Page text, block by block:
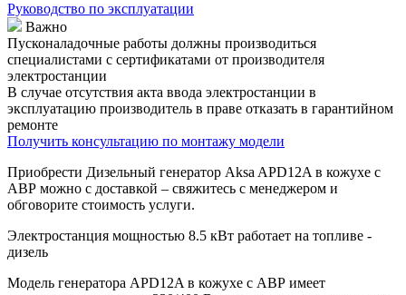
Руководство по эксплуатации
Важно
Пусконаладочные работы должны производиться
специалистами с сертификатами от производителя
электростанции
В случае отсутствия акта ввода электростанции в
эксплуатацию производитель в праве отказать в гарантийном
ремонте
Получить консультацию по монтажу модели
Приобрести Дизельный генератор Aksa APD12A в кожухе с
АВР можно с доставкой – свяжитесь с менеджером и
обговорите стоимость услуги.
Электростанция мощностью 8.5 кВт работает на топливе -
дизель
Модель генератора APD12A в кожухе с АВР имеет